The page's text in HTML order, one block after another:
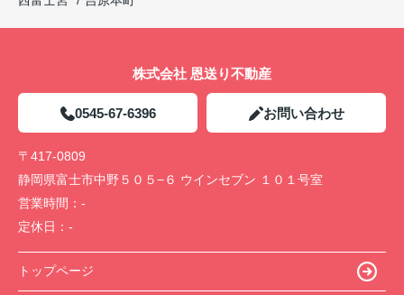
株式会社 恩送り不動産
0545-67-6396 お問い合わせ
〒417-0809
静岡県富士市中野５０５−６ ウインセブン １０１号室
営業時間： -
定休日： -
トップページ